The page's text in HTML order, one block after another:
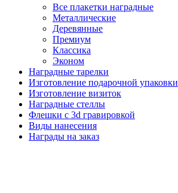
Все плакетки наградные
Металлические
Деревянные
Премиум
Классика
Эконом
Наградные тарелки
Изготовление подарочной упаковки
Изготовление визиток
Наградные стеллы
Флешки с 3d гравировкой
Виды нанесения
Награды на заказ